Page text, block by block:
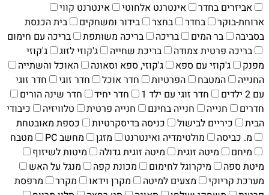
אביזרים בחדר אינטרנט אלחוטי
אינטרנט קווי
ארוחת-בוקר
בחדר בחצר בידור ומשחקים
בית הכנסת
בסביבה
בר המים בריכה בריכה משותפת
בריכה עם חימום
בריכה פרטית צמודה
בריכת שחייה ג'קוזי לזוג
ג'קוזי
מפנק
ג'קוזי עם ספא ג'קוזי, ספא וסאונה
האוכל והשתייה
החנייה
המטבח הפרטיות חדר אוכל חדר זוגי
חדר זוגי
עם 2 ילדים
חדר זוגי עם ילד 1 חדר יחיד
חדר שינה הורים
חדרים
חנייה חנייה בחינם חנייה פרטית טלוויזיה
כיבודי
הבית
כיריים לבישול כניסה בדיסקרטיות
כספת מאובטחת
מ. כביסה
מולטימדיה ואינטרנט מזגן מחשב PC
מטבח
מיחם
מיטה זוגית מיטה זוגית גדולה
מיטות לשיזוף
מיטת ספה
מיקרוגל לחימום מכונת קפה
מנגל על האש
מערכת קריוקי
מצעים למיטה מקרן וידאו מקרר
מרפסת